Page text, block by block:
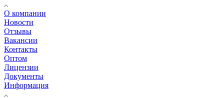
О компании
Новости
Отзывы
Вакансии
Контакты
Оптом
Лицензии
Документы
Информация